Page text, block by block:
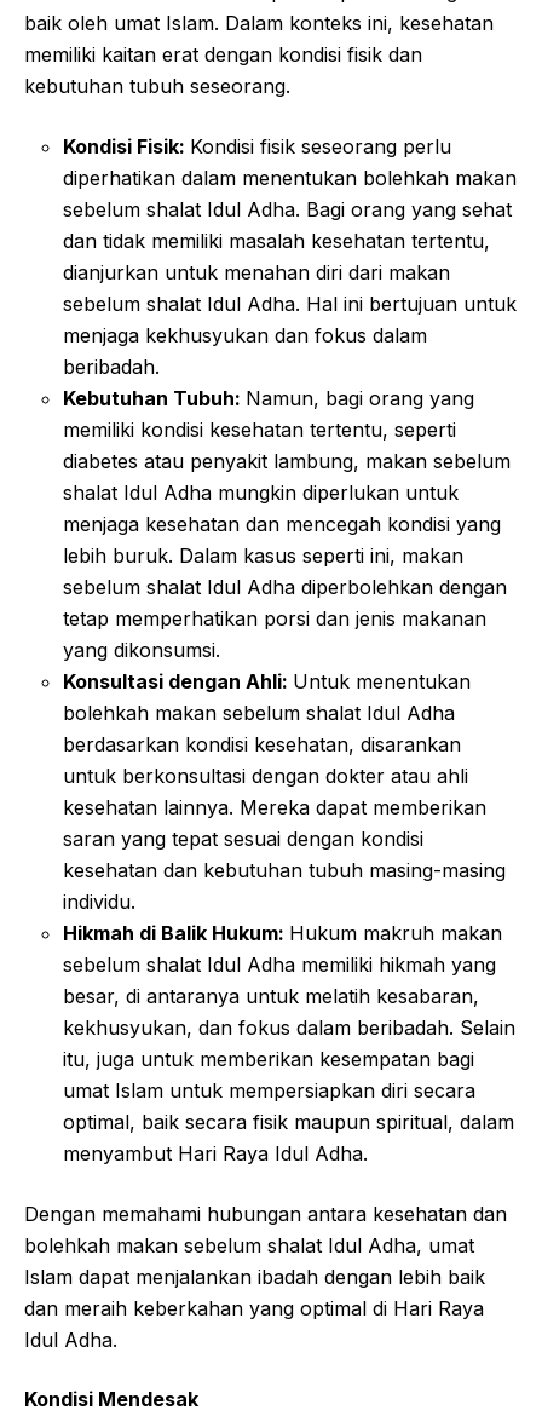
baik oleh umat Islam. Dalam konteks ini, kesehatan
memiliki kaitan erat dengan kondisi fisik dan
kebutuhan tubuh seseorang.
Kondisi Fisik: Kondisi fisik seseorang perlu
diperhatikan dalam menentukan bolehkah makan
sebelum shalat Idul Adha. Bagi orang yang sehat
dan tidak memiliki masalah kesehatan tertentu,
dianjurkan untuk menahan diri dari makan
sebelum shalat Idul Adha. Hal ini bertujuan untuk
menjaga kekhusyukan dan fokus dalam
beribadah.
Kebutuhan Tubuh: Namun, bagi orang yang
memiliki kondisi kesehatan tertentu, seperti
diabetes atau penyakit lambung, makan sebelum
shalat Idul Adha mungkin diperlukan untuk
menjaga kesehatan dan mencegah kondisi yang
lebih buruk. Dalam kasus seperti ini, makan
sebelum shalat Idul Adha diperbolehkan dengan
tetap memperhatikan porsi dan jenis makanan
yang dikonsumsi.
Konsultasi dengan Ahli: Untuk menentukan
bolehkah makan sebelum shalat Idul Adha
berdasarkan kondisi kesehatan, disarankan
untuk berkonsultasi dengan dokter atau ahli
kesehatan lainnya. Mereka dapat memberikan
saran yang tepat sesuai dengan kondisi
kesehatan dan kebutuhan tubuh masing-masing
individu.
Hikmah di Balik Hukum: Hukum makruh makan
sebelum shalat Idul Adha memiliki hikmah yang
besar, di antaranya untuk melatih kesabaran,
kekhusyukan, dan fokus dalam beribadah. Selain
itu, juga untuk memberikan kesempatan bagi
umat Islam untuk mempersiapkan diri secara
optimal, baik secara fisik maupun spiritual, dalam
menyambut Hari Raya Idul Adha.
Dengan memahami hubungan antara kesehatan dan
bolehkah makan sebelum shalat Idul Adha, umat
Islam dapat menjalankan ibadah dengan lebih baik
dan meraih keberkahan yang optimal di Hari Raya
Idul Adha.
Kondisi Mendesak